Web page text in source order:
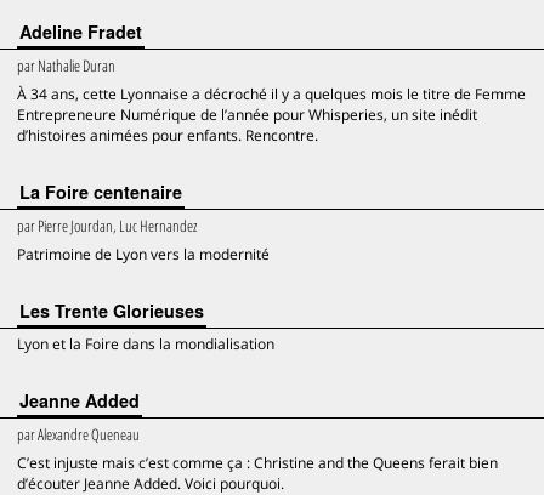
Adeline Fradet
parNathalie Duran
À 34 ans, cette Lyonnaise a décroché il y a quelques mois le titre de Femme
Entrepreneure Numérique de l’année pour Whisperies, un site inédit
d’histoires animées pour enfants. Rencontre.
La Foire centenaire
parPierre Jourdan, Luc Hernandez
Patrimoine de Lyon vers la modernité
Les Trente Glorieuses
Lyon et la Foire dans la mondialisation
Jeanne Added
parAlexandre Queneau
C’est injuste mais c’est comme ça : Christine and the Queens ferait bien
d’écouter Jeanne Added. Voici pourquoi.